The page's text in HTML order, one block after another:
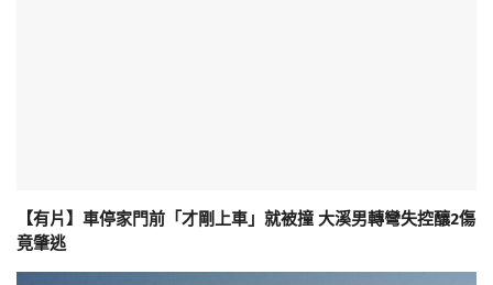
【有片】車停家門前「才剛上車」就被撞 大溪男轉彎失控釀2傷
竟肇逃